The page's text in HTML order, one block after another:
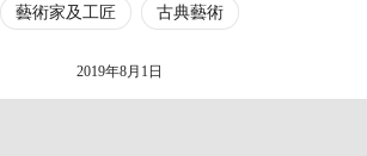
藝術家及工匠 古典藝術
2019年8月1日